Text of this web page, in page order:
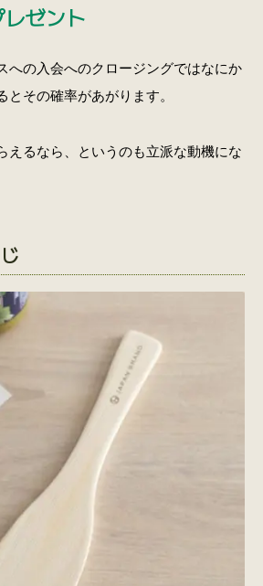
ゼント
への入会へのクロージングではなにか
とその確率があがります。
えるなら、というのも立派な動機にな